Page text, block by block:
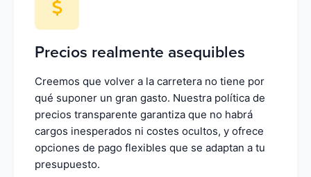
Precios realmente asequibles
Creemos que volver a la carretera no tiene por
qué suponer un gran gasto. Nuestra política de
precios transparente garantiza que no habrá
cargos inesperados ni costes ocultos, y ofrece
opciones de pago flexibles que se adaptan a tu
presupuesto.